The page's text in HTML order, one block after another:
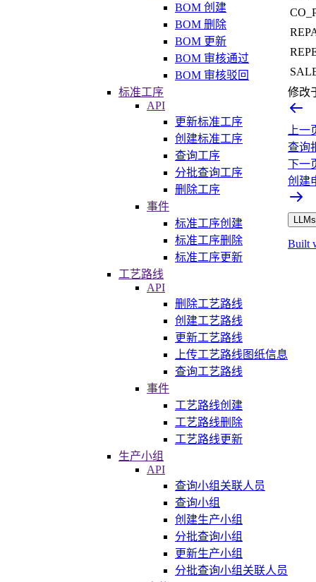
BOM 创建
BOM 删除
BOM 更新
BOM 审核通过
BOM 审核驳回
标准工序
API
更新标准工序
创建标准工序
查询工序
分批查询工序
删除工序
事件
标准工序创建
标准工序删除
标准工序更新
工艺路线
API
删除工艺路线
创建工艺路线
更新工艺路线
上传工艺路线图纸信息
查询工艺路线
事件
工艺路线创建
工艺路线删除
工艺路线更新
生产小组
API
查询小组关联人员
查询小组
创建生产小组
分批查询小组
更新生产小组
分批查询小组关联人员
修改
上一
查询
下一
创建
Built